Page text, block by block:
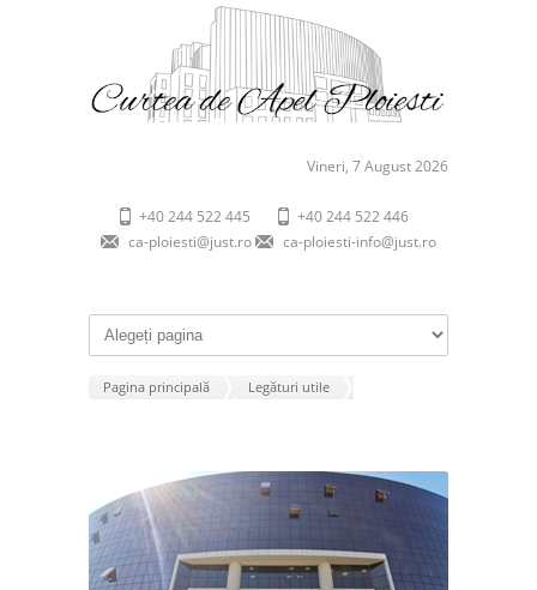
Vineri, 7 August 2026
+40 244 522 445
+40 244 522 446
ca-ploiesti@just.ro
ca-ploiesti-info@just.ro
Pagina principală Legături utile